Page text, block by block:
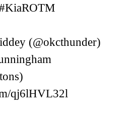
(@okcthunder)
)
qj6lHVL32l